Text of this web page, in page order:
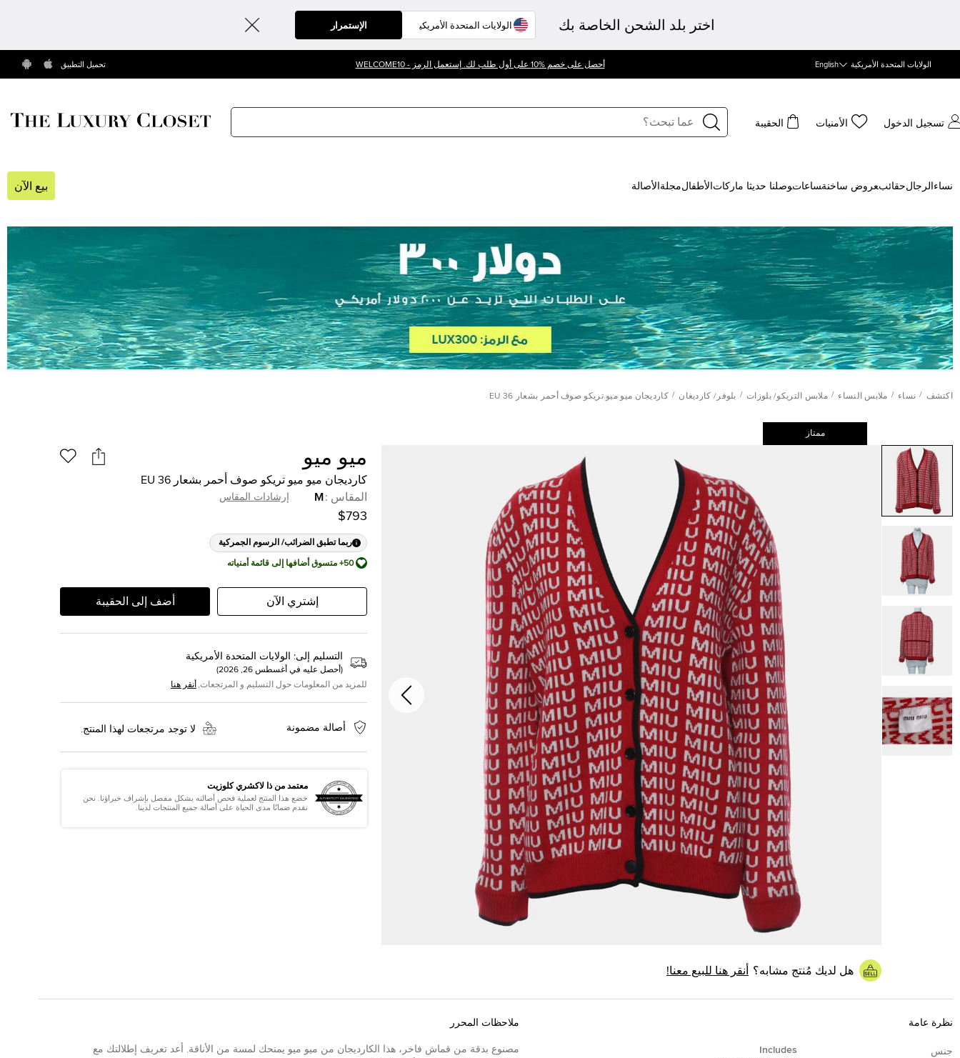
اختر بلد الشحن الخاصة بك الإستمرار
الولايات المتحدة الأمريكية English أحصل على خصم %10 على أول طلب لك. إستعمل الرمز - WELCOME10 تحميل التطبيق
تسجيل الدخول الأمنيات الحقيبة
نساء الرجالحقائب‍عروض ساخنة‍ساعات‍وصلنا حديثا ‍ ماركات الأطفالمجلة الأصالة بيع الآن
اكتشف / نساء / ملابس النساء / ملابس التريكو/ بلوزات / بلوفر/ كارديغان / كارديجان ميو ميو تريكو صوف أحمر بشعار EU 36
ممتاز
هل لديك مُنتج مشابه؟ أنقر هنا للبيع معنا!
ميو ميو
كارديجان ميو ميو تريكو صوف أحمر بشعار EU 36
المقاس :
M إرشادات المقاس
$793
ربما تطبق الضرائب/ الرسوم الجمركية
50+ متسوق أضافها إلى قائمة أمنياته
إشتري الآن أضف إلى الحقيبة
التسليم إلى: الولايات المتحدة الأمريكية
( أحصل عليه في أغسطس 26, 2026
)
للمزيد من المعلومات حول التسليم و المرتجعات, أنقر هنا
أصالة مضمونة لا توجد مرتجعات لهذا المنتج.
معتمد من ذا لاكشري كلوزيت
خضع هذا المنتج لعملية فحص أصالته بشكل مفصل بإشراف خبراؤنا. نحن
نقدم ضمانًا مدى الحياة على أصالة جميع المنتجات لدينا.
نظرة عامة
جنس
Includes
ملاحظات المحرر
مصنوع بدقة من قماش فاخر، هذا الكارديجان من ميو ميو يمنحك لمسة من الأناقة. أعد تعريف إطلالتك مع